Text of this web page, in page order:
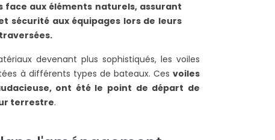
POURQUOI CHOISIR
face aux éléments naturels, assurant
sécurité aux équipages lors de leurs
devenant plus sophistiqués, les voiles
à différents types de bateaux. Ces voiles
ont été le point de départ de
terrestre.